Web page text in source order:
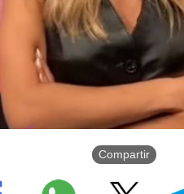
Compartir